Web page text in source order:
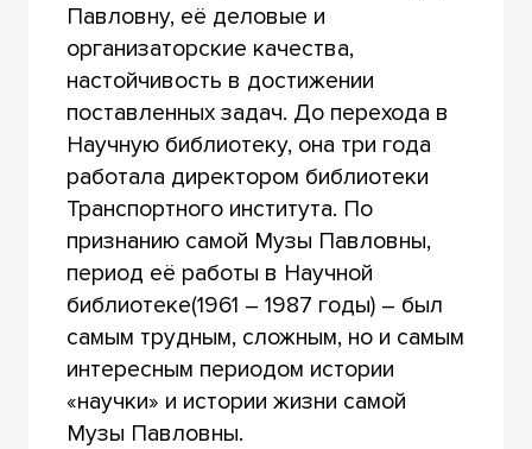
Павловну, её деловые и
организаторские качества,
настойчивость в достижении
поставленных задач. До перехода в
Научную библиотеку, она три года
работала директором библиотеки
Транспортного института. По
признанию самой Музы Павловны,
период её работы в Научной
библиотеке(1961 – 1987 годы) – был
самым трудным, сложным, но и самым
интересным периодом истории
«научки» и истории жизни самой
Музы Павловны.